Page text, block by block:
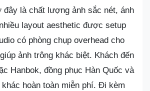
là chất lượng ảnh sắc nét, ánh
layout aesthetic được setup
có phòng chụp overhead cho
ảnh trông khác biệt. Khách đến
Hanbok, đồng phục Hàn Quốc và
khác hoàn toàn miễn phí. Đi kèm